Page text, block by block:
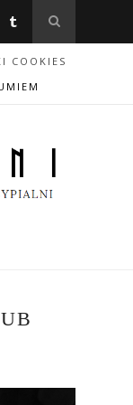
COOKIES